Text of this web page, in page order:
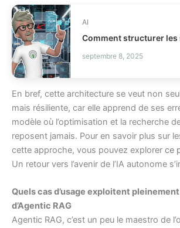
AI
septembre 8, 2025
En bref, cette architecture se veut non
mais résiliente, car elle apprend de ses
modèle où l’optimisation et la recherche
reposent jamais. Pour en savoir plus sur
cette approche, vous pouvez explorer ce
Un retour vers l’avenir de l’IA autonome
Quels cas d’usage exploitent
d’Agentic RAG
Agentic RAG, c’est un peu le maestro de